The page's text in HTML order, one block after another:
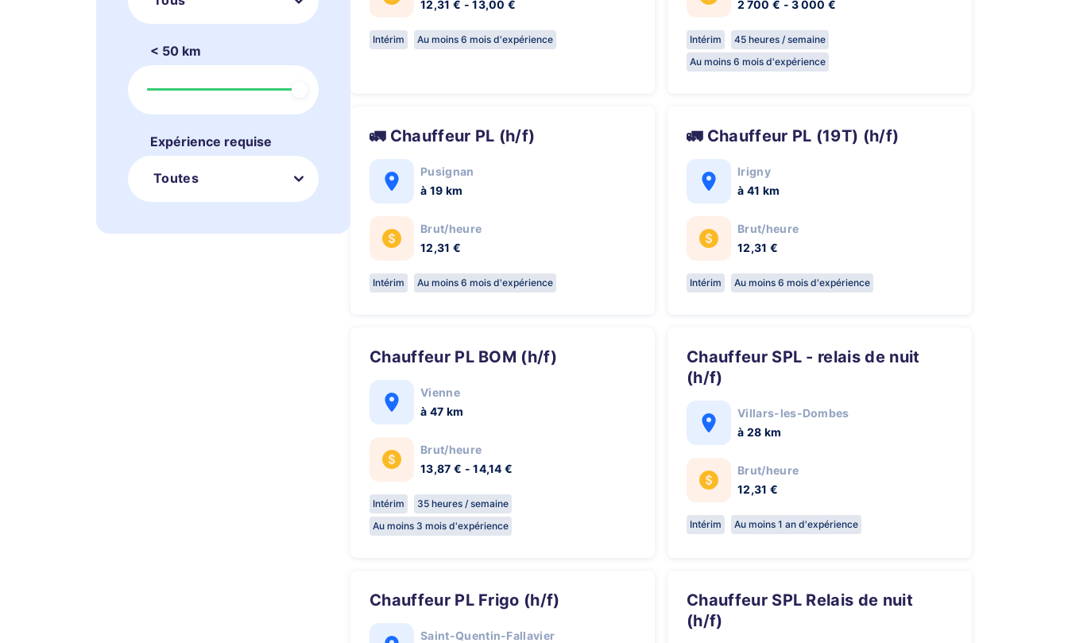
< 50 km
Expérience requise
Toutes
12,31 € - 13,00 €
Intérim Au moins 6 mois d'expérience
2 700 € - 3 000 €
Intérim
45 heures / semaine
Au moins 6 mois d'expérience
🚛 Chauffeur PL (h/f)
Pusignan
à 19 km
Brut/heure
12,31 €
Intérim Au moins 6 mois d'expérience
🚛 Chauffeur PL (19T) (h/f)
Irigny
à 41 km
Brut/heure
12,31 €
Intérim Au moins 6 mois d'expérience
Chauffeur PL BOM (h/f)
Vienne
à 47 km
Brut/heure
13,87 € - 14,14 €
Intérim
35 heures / semaine
Au moins 3 mois d'expérience
Chauffeur SPL - relais de nuit
(h/f)
Villars-les-Dombes
à 28 km
Brut/heure
12,31 €
Intérim Au moins 1 an d'expérience
Chauffeur PL Frigo (h/f)
Saint-Quentin-Fallavier
Chauffeur SPL Relais de nuit
(h/f)